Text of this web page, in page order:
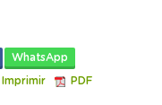
WhatsApp
Imprimir PDF